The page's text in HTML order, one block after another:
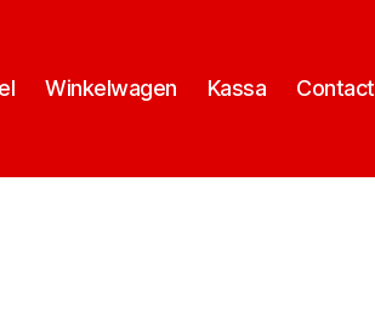
Winkelwagen Kassa Contact